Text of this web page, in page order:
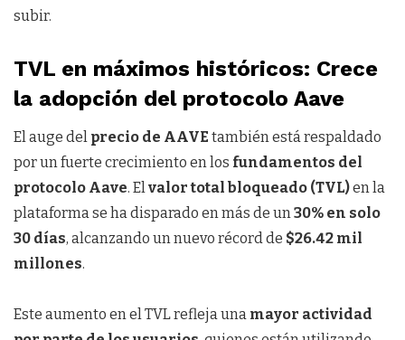
subir.
TVL en máximos históricos: Crece
la adopción del protocolo Aave
El auge del precio de AAVE también está respaldado
por un fuerte crecimiento en los fundamentos del
protocolo Aave. El valor total bloqueado (TVL)en la
plataforma se ha disparado en más de un 30% en solo
30 días, alcanzando un nuevo récord de $26.42 mil
millones.
Este aumento en el TVL refleja una mayor actividad